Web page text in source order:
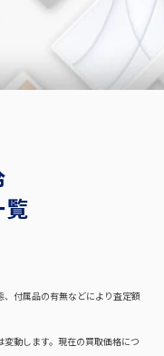
付属品の有無などにより査定額
動します。現在の買取価格につ